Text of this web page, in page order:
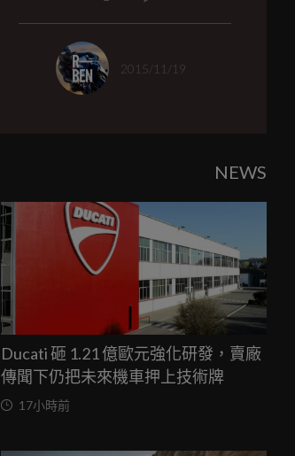
2015/11/19
NEWS
Ducati 砸 1.21 億歐元強化研發，賣廠
傳聞下仍把未來機車押上技術牌
17小時前